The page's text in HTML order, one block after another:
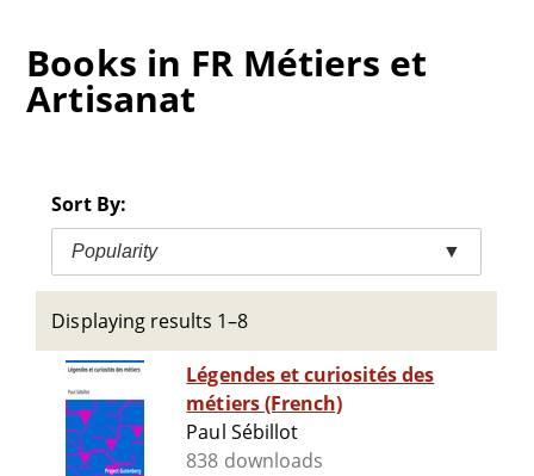
Books in FR Métiers et
Artisanat
Sort By:
Popularity ▼
Displaying results 1–8
Légendes et curiosités des
métiers (French)
Paul Sébillot
838 downloads